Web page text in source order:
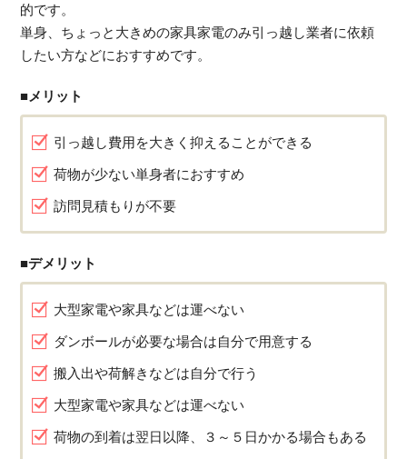
的です。
単身、ちょっと大きめの家具家電のみ引っ越し業者に依頼
したい方などにおすすめです。
■メリット
引っ越し費用を大きく抑えることができる
荷物が少ない単身者におすすめ
訪問見積もりが不要
■デメリット
大型家電や家具などは運べない
ダンボールが必要な場合は自分で用意する
搬入出や荷解きなどは自分で行う
大型家電や家具などは運べない
荷物の到着は翌日以降、３～５日かかる場合もある